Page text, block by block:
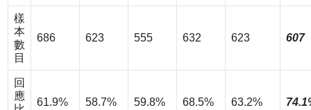
樣
本
數
目
686 623 555 632 623 607
回
應
61.9% 58.7% 59.8% 68.5% 63.2%